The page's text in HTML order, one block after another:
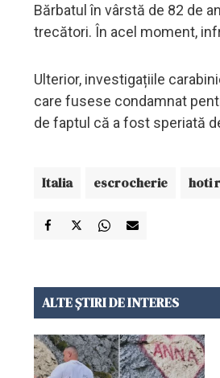
Bărbatul în vârstă de 82 de
trecători. În acel moment,
Ulterior, investigațiile
care fusese condamnat
de faptul că a fost speriată
Italia escrocherie hoti
ALTE ȘTIRI DE INTERES